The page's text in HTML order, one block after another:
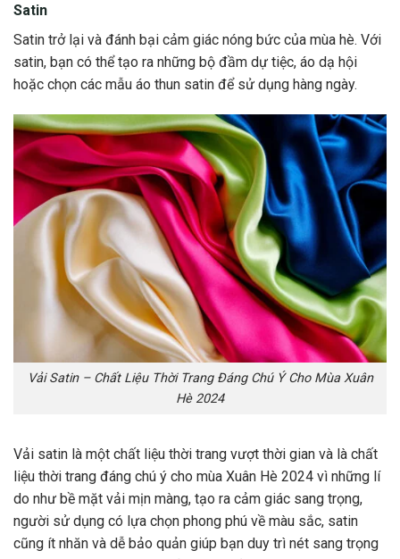
Satin
Satin trở lại và đánh bại cảm giác nóng bức của mùa hè. Với
satin, bạn có thể tạo ra những bộ đầm dự tiệc, áo dạ hội
hoặc chọn các mẫu áo thun satin để sử dụng hàng ngày.
Vải Satin – Chất Liệu Thời Trang Đáng Chú Ý Cho Mùa Xuân
Hè 2024
Vải satin là một chất liệu thời trang vượt thời gian và là chất
liệu thời trang đáng chú ý cho mùa Xuân Hè 2024 vì những lí
do như bề mặt vải mịn màng, tạo ra cảm giác sang trọng,
người sử dụng có lựa chọn phong phú về màu sắc, satin
cũng ít nhăn và dễ bảo quản giúp bạn duy trì nét sang trọng